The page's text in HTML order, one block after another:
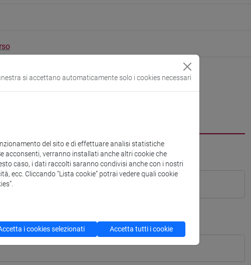
si accettano automaticamente solo i cookies necessari
del sito e di effettuare analisi statistiche
acconsenti, verranno installati anche altri cookie che
caso, i dati raccolti saranno condivisi anche con i nostri
ecc. Cliccando “Lista cookie” potrai vedere quali cookie
i cookies selezionati Accetta tutti i cookie